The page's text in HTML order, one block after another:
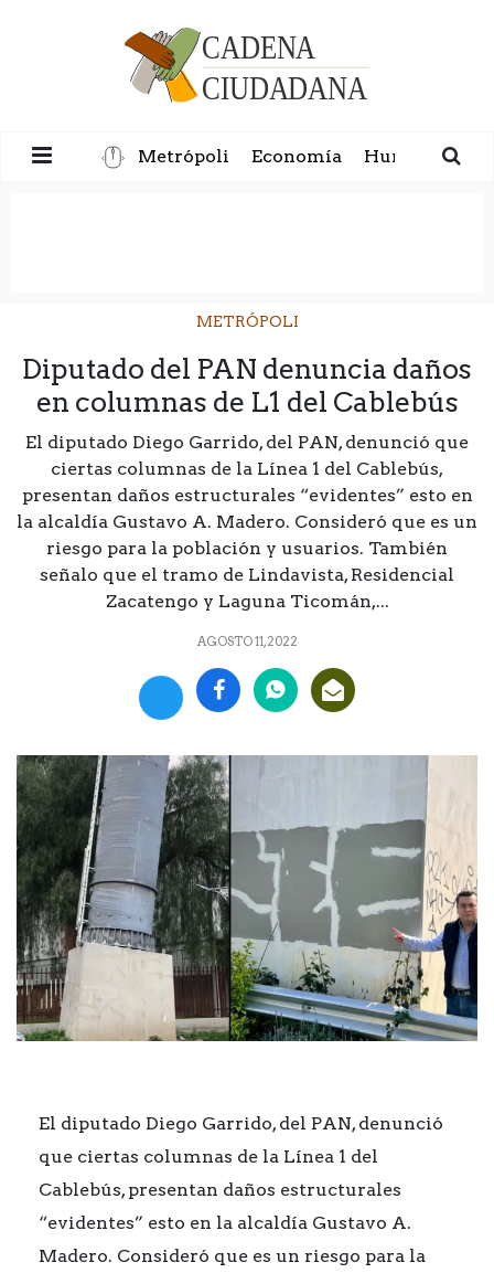
Metrópoli Economía Humanidad
METRÓPOLI
Diputado del PAN denuncia daños
en columnas de L1 del Cablebús
El diputado Diego Garrido, del PAN, denunció que
ciertas columnas de la Línea 1 del Cablebús,
presentan daños estructurales “evidentes” esto en
la alcaldía Gustavo A. Madero. Consideró que es un
riesgo para la población y usuarios. También
señalo que el tramo de Lindavista, Residencial
Zacatengo y Laguna Ticomán,...
AGOSTO 11, 2022
El diputado Diego Garrido, del PAN, denunció
que ciertas columnas de la Línea 1 del
Cablebús, presentan daños estructurales
“evidentes” esto en la alcaldía Gustavo A.
Madero. Consideró que es un riesgo para la